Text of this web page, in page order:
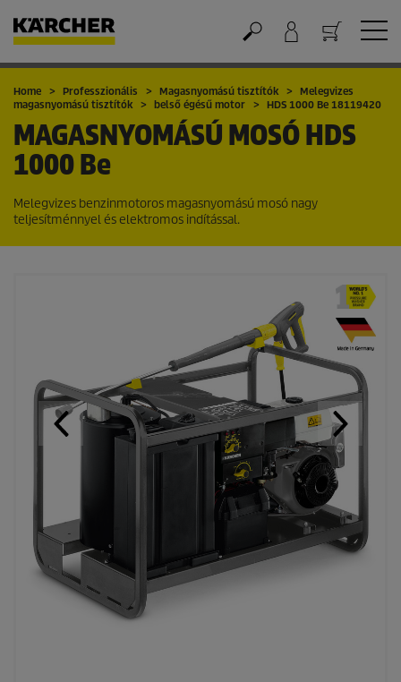
Kosár
Home Professzionális Magasnyomású tisztítók
Melegvizes
magasnyomású tisztítók
belső égésű motor HDS 1000 Be 18119420
MAGASNYOMÁSÚ MOSÓHDS
1000 Be
Melegvizes benzinmotoros magasnyomású mosó nagy
teljesítménnyel és elektromos indítással.